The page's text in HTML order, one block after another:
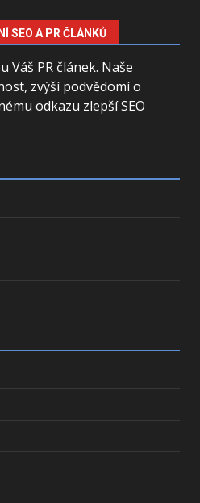
SEO A PR ČLÁNKŮ
Váš PR článek. Naše
zvýší podvědomí o
odkazu zlepší SEO